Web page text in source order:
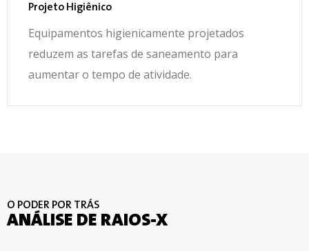
Projeto Higiênico
Equipamentos higienicamente projetados
reduzem as tarefas de saneamento para
aumentar o tempo de atividade.
O PODER POR TRÁS
ANÁLISE DE RAIOS-X